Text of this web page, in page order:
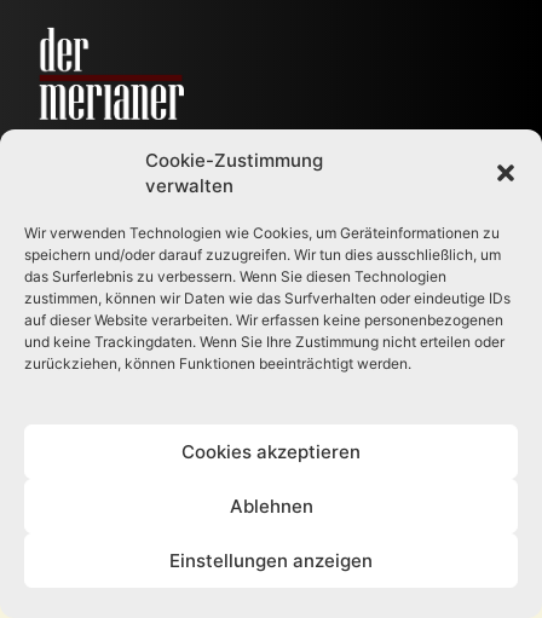
Cookie-Zustimmung
verwalten
Wir verwenden Technologien wie Cookies, um Geräteinformationen zu
speichern und/oder darauf zuzugreifen. Wir tun dies ausschließlich, um
das Surferlebnis zu verbessern. Wenn Sie diesen Technologien
zustimmen, können wir Daten wie das Surfverhalten oder eindeutige IDs
auf dieser Website verarbeiten. Wir erfassen keine personenbezogenen
und keine Trackingdaten. Wenn Sie Ihre Zustimmung nicht erteilen oder
zurückziehen, können Funktionen beeinträchtigt werden.
Cookies akzeptieren
Ablehnen
Einstellungen anzeigen
© Der Merianer
COOKIE-RICHTLINIE (EU)